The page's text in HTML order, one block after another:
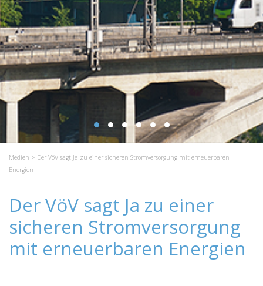
Medien > Der VöV sagt Ja zu einer sicheren Stromversorgung mit erneuerbaren
Energien
Der VöV sagt Ja zu einer
sicheren Stromversorgung
mit erneuerbaren Energien